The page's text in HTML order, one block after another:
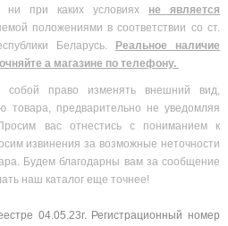
ни при каких условиях не является
положениями в соответствии со ст.
Беларусь.
Реальное наличие
а магазине по телефону.
собой право изменять внешний вид,
товара, предварительно не уведомляя
вас отнестись с пониманием к
извинения за возможные неточности
Будем благодарны вам за сообщение
наш каталог еще точнее!
04.05.23г. Регистрационный номер